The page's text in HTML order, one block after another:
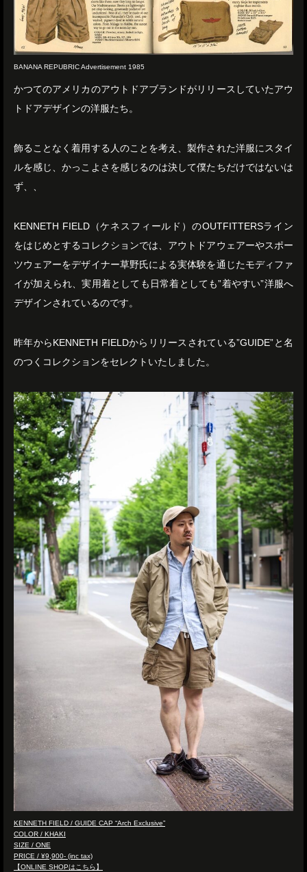
BANANA REPUBRIC Advertisement 1985
かつてのアメリカのアウトドアブランドがリリースしていたアウ
トドアデザインの洋服たち。
飾ることなく着用する人のことを考え、製作された洋服にスタイ
ルを感じ、かっこよさを感じるのは決して僕たちだけではないは
ず、、
KENNETH FIELD（ケネスフィールド）のOUTFITTERSライン
をはじめとするコレクションでは、アウトドアウェアーやスポー
ツウェアーをデザイナー草野氏による実体験を通じたモディファ
イが加えられ、実用着としても日常着としても”着やすい”洋服へ
デザインされているのです。
昨年からKENNETH FIELDからリリースされている”GUIDE”と名
のつくコレクションをセレクトいたしました。
KENNETH FIELD / GUIDE CAP “Arch Exclusive”
COLOR / KHAKI
SIZE / ONE
PRICE / ¥9,900- (inc tax)
【ONLINE SHOPはこちら】